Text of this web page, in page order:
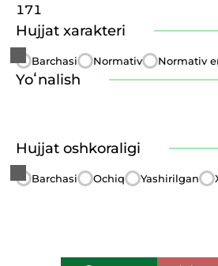
171
Hujjat xarakteri
Barchasi Normativ Normativ
Yoʻnalish
Hujjat oshkoraligi
Barchasi Ochiq Yashirilgan